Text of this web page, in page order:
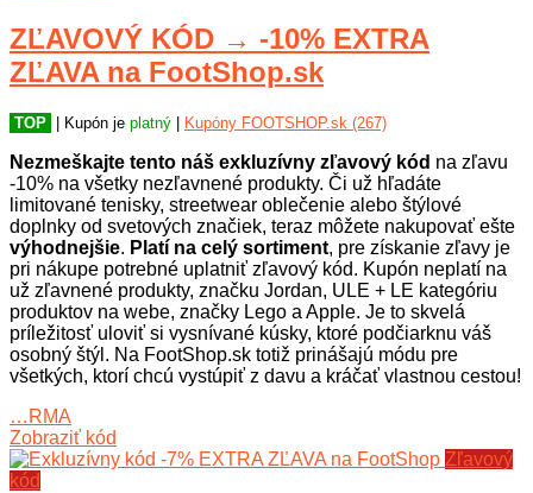
ZĽAVOVÝ KÓD → -10% EXTRA
ZĽAVA na FootShop.sk
TOP | Kupón je platný Kupóny FOOTSHOP.sk (267)
Nezmeškajte tento náš exkluzívny zľavový kód na zľavu
-10% na všetky nezľavnené produkty. Či už hľadáte
limitované tenisky, streetwear oblečenie alebo štýlové
doplnky od svetových značiek, teraz môžete nakupovať ešte
výhodnejšie. Platí na celý sortiment, pre získanie zľavy je
pri nákupe potrebné uplatniť zľavový kód. Kupón neplatí na
už zľavnené produkty, značku Jordan, ULE + LE kategóriu
produktov na webe, značky Lego a Apple. Je to skvelá
príležitosť uloviť si vysnívané kúsky, ktoré podčiarknu váš
osobný štýl. Na FootShop.sk totiž prinášajú módu pre
všetkých, ktorí chcú vystúpiť z davu a kráčať vlastnou cestou!
…RMA
Zobraziť kód
Zľavový
kód